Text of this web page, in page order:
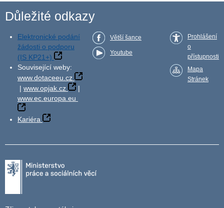
Důležité odkazy
Elektronické podání
žádosti o podporu
(IS KP21+)
Související weby:
www.dotaceeu.cz
| www.opjak.cz
|
www.ec.europa.eu
Kariéra
Větší šance
Youtube
Prohlášení
o
přístupnosti
Mapa
Stránek